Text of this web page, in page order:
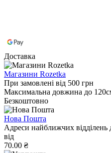
Доставка
Магазини Rozetka
При замовлені від 500 грн
Максимальна довжина до
Безкоштовно
Нова Пошта
Адреси найближчих відділень
від
70.00 ₴